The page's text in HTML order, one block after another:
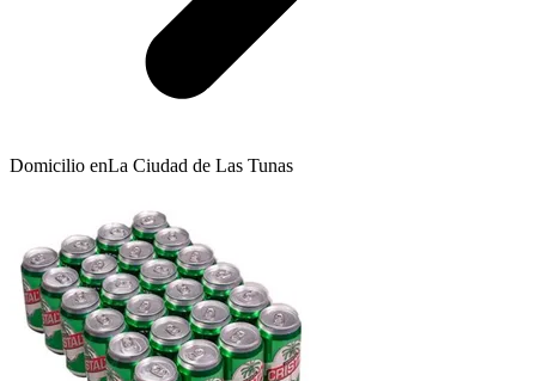
Domicilio enLa Ciudad de Las Tunas